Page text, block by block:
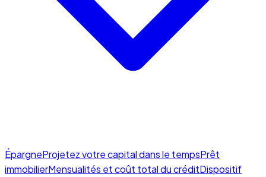
ÉpargneProjetez votre capital dans le tempsPrêt
immobilierMensualités et coût total du créditDispositif